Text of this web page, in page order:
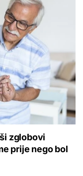
zglobovi
prije nego bol